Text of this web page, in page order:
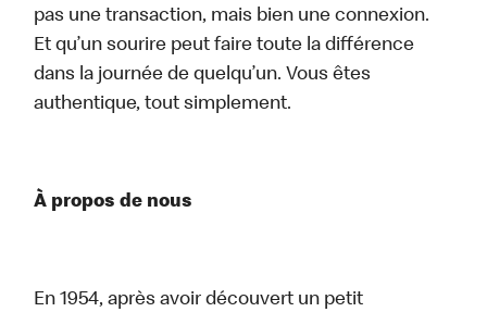
pas une transaction, mais bien une connexion.
Et qu’un sourire peut faire toute la différence
dans la journée de quelqu’un. Vous êtes
authentique, tout simplement.
À propos de nous
En 1954, après avoir découvert un petit